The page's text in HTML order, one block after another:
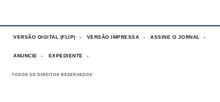
VERSÃO DIGITAL (FLIP) VERSÃO IMPRESSA ASSINE O JORNAL
ANUNCIE EXPEDIENTE
TODOS OS DIREITOS RESERVADOS